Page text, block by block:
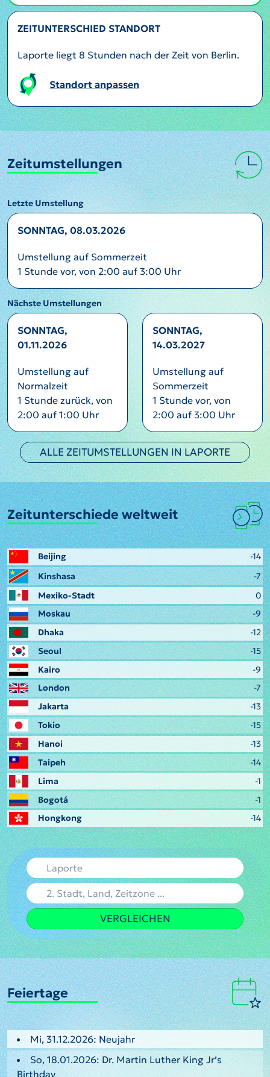
ZEITUNTERSCHIED STANDORT
Laporte liegt 8 Stunden nach der Zeit von Berlin.
Standort anpassen
Zeitumstellungen
Letzte Umstellung
SONNTAG, 08.03.2026
Umstellung auf Sommerzeit
1 Stunde vor, von 2:00 auf 3:00 Uhr
Nächste Umstellungen
SONNTAG,
01.11.2026
Umstellung auf
Normalzeit
1 Stunde zurück, von
2:00 auf 1:00 Uhr
SONNTAG,
14.03.2027
Umstellung auf
Sommerzeit
1 Stunde vor, von
2:00 auf 3:00 Uhr
ALLE ZEITUMSTELLUNGEN IN LAPORTE
Zeitunterschiede weltweit
Beijing
-14
Kinshasa
-7
Mexiko-Stadt
0
Moskau
-9
Dhaka
-12
Seoul
-15
Kairo
-9
London
-7
Jakarta
-13
Tokio
-15
Hanoi
-13
Taipeh
-14
Lima
-1
Bogotá
-1
Hongkong
-14
VERGLEICHEN
Feiertage
Mi, 31.12.2026: Neujahr
So, 18.01.2026: Dr. Martin Luther King Jr’s
Birthday